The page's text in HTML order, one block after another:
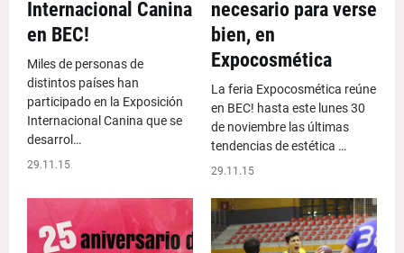
Internacional Canina
en BEC!
Miles de personas de
distintos países han
participado en la Exposición
Internacional Canina que se
desarrol…
29.11.15
necesario para verse
bien, en
Expocosmética
La feria Expocosmética reúne
en BEC! hasta este lunes 30
de noviembre las últimas
tendencias de estética …
29.11.15